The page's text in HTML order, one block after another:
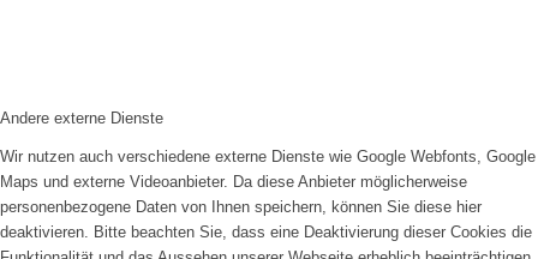
Andere externe Dienste
Wir nutzen auch verschiedene externe Dienste wie Google Webfonts, Google
Maps und externe Videoanbieter. Da diese Anbieter möglicherweise
personenbezogene Daten von Ihnen speichern, können Sie diese hier
deaktivieren. Bitte beachten Sie, dass eine Deaktivierung dieser Cookies die